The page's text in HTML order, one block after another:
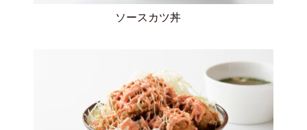
ソースカツ丼